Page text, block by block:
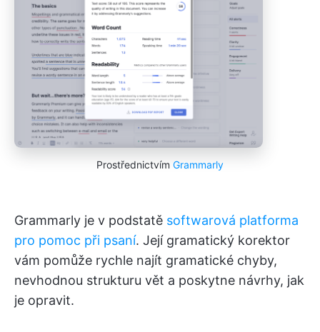
Prostřednictvím Grammarly
Grammarly je v podstatě softwarová platforma
pro pomoc při psaní. Její gramatický korektor
vám pomůže rychle najít gramatické chyby,
nevhodnou strukturu vět a poskytne návrhy, jak
je opravit.